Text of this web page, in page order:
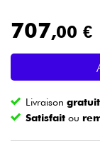
Eclairage
707,00 €
Livraison
Satisfait ou